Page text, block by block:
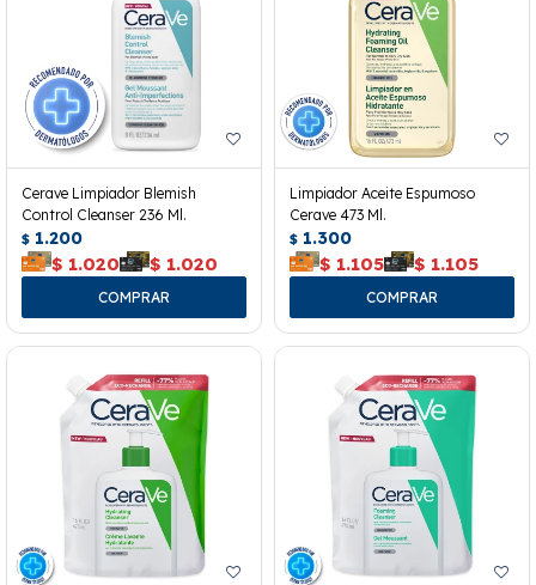
Cerave Limpiador Blemish
Control Cleanser 236 Ml.
$ 1.200
$ 1.020 $ 1.020
Limpiador Aceite Espumoso
Cerave 473 Ml.
$ 1.300
$ 1.105 $ 1.105